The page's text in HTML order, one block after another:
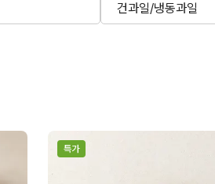
건과일/냉동과일
특가